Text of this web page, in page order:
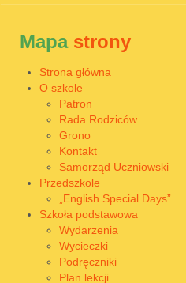
Mapastrony
Strona główna
O szkole
Patron
Rada Rodziców
Grono
Kontakt
Samorząd Uczniowski
Przedszkole
„English Special Days”
Szkoła podstawowa
Wydarzenia
Wycieczki
Podręczniki
Plan lekcji